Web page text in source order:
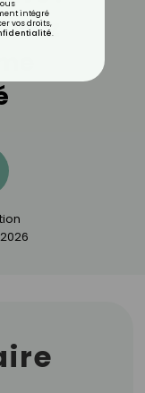
intégré
vos droits,
.